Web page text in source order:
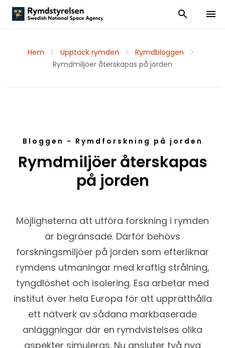
Visa och dölj
Visa
Hem Upptäck rymden
Rymdbloggen
Rymdmiljöer återskapas på jorden
Bloggen - Rymdforskning på jorden
Rymdmiljöer återskapas
på jorden
Möjligheterna att utföra forskning i rymden
är begränsade. Därför behövs
forskningsmiljöer på jorden som efterliknar
rymdens utmaningar med kraftig strålning,
tyngdlöshet och isolering. Esa arbetar med
institut över hela Europa för att upprätthålla
ett nätverk av sådana markbaserade
anläggningar där en rymdvistelses olika
aspekter simuleras. Nu ansluter två nya